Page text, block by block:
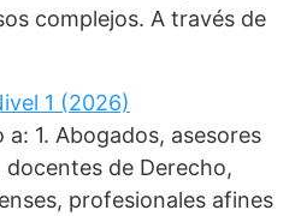
complejos. A través de
1 (2026)
1. Abogados, asesores
de Derecho,
profesionales afines